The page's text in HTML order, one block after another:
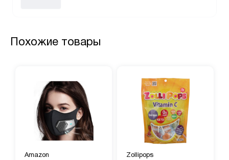
Похожие товары
Amazon Zollipops